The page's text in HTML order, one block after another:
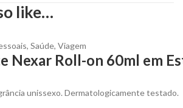
like…
, Saúde, Viagem
Nexar Roll-on 60ml em
unissexo. Dermatologicamente testado.